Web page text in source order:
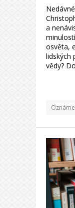
a
osvěta,
lidských
vědy?